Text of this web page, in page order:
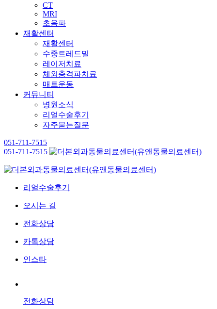
CT
MRI
초음파
재활센터
재활센터
수중트레드밀
레이저치료
체외충격파치료
매트운동
커뮤니티
병원소식
리얼수술후기
자주묻는질문
051-711-7515
051-711-7515
리얼수술후기
오시는 길
전화상담
카톡상담
인스타
전화상담